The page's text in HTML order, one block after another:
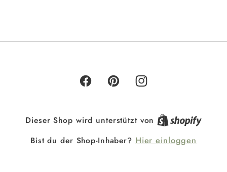
FacebookPinterestInstagram
Dieser Shop wird unterstützt von
Bist du der Shop-Inhaber? Hier einloggen